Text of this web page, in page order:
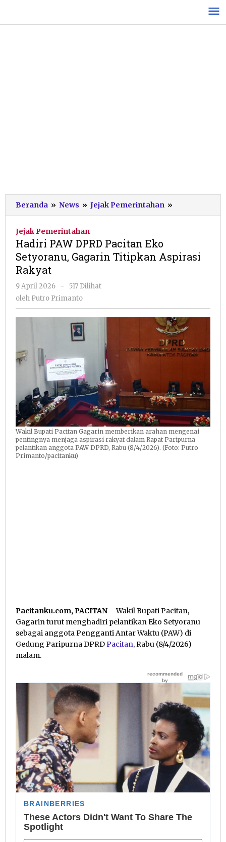
konten
Beranda » News » Jejak Pemerintahan »
PAW
Setyoranu,
Jejak Pemerintahan
Hadiri PAW DPRD Pacitan Eko
Setyoranu, Gagarin Titipkan Aspirasi
Rakyat
9 April 2026
oleh
Putro
-
517 Dilihat
oleh Putro Primanto
Wakil Bupati Pacitan Gagarin memberikan arahan mengenai
pentingnya menjaga aspirasi rakyat dalam Rapat Paripurna
pelantikan anggota PAW DPRD, Rabu (8/4/2026). (Foto: Putro
Primanto/pacitanku)
Pacitanku.com, PACITAN – Wakil Bupati Pacitan,
Gagarin turut menghadiri pelantikan Eko Setyoranu
sebagai anggota Pengganti Antar Waktu (PAW) di
Gedung Paripurna DPRDPacitan, Rabu (8/4/2026)
malam.